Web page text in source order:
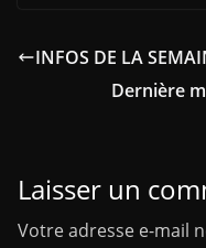
INFOS DE LA
Dernière
Laisser un
Votre adresse e-mail